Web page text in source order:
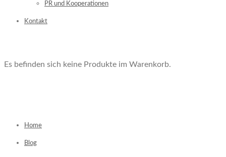
PR und Kooperationen
Kontakt
Es befinden sich keine Produkte im Warenkorb.
Home
Blog